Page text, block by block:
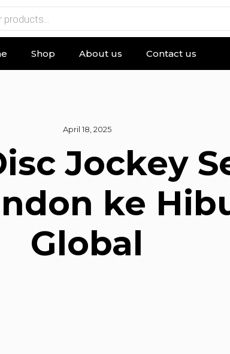
Shop About us Contact us
April 18, 2025
Jockey
ke
Global